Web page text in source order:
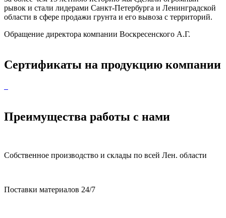
рывок и стали лидерами Санкт-Петербурга и Ленинградской
области в сфере продажи грунта и его вывоза с территорий.
Обращение директора компании Воскресенского А.Г.
Сертификаты на продукцию компании
Преимущества работы с нами
Собственное производство и склады по всей Лен. области
Поставки материалов 24/7